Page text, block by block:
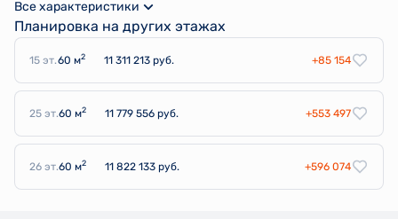
Все характеристики
Планировка на других этажах
15 эт.60 м2 11 311 213 руб. +85 154
25 эт.60 м2 11 779 556 руб. +553 497
26 эт.60 м2 11 822 133 руб. +596 074